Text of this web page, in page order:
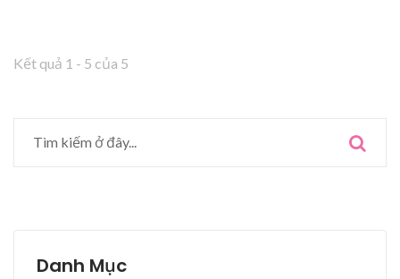
Kết quả 1 - 5 của 5
Danh Mục